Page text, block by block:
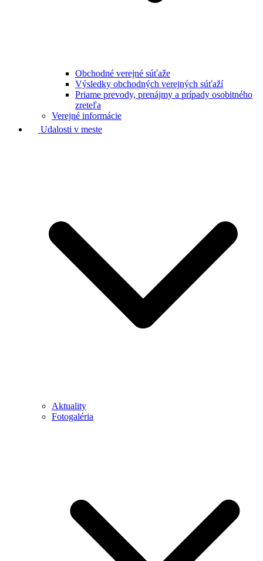
Obchodné verejné súťaže
Výsledky obchodných verejných súťaží
Priame prevody, prenájmy a prípady osobitného
zreteľa
Verejné informácie
Udalosti v meste
Aktuality
Fotogaléria